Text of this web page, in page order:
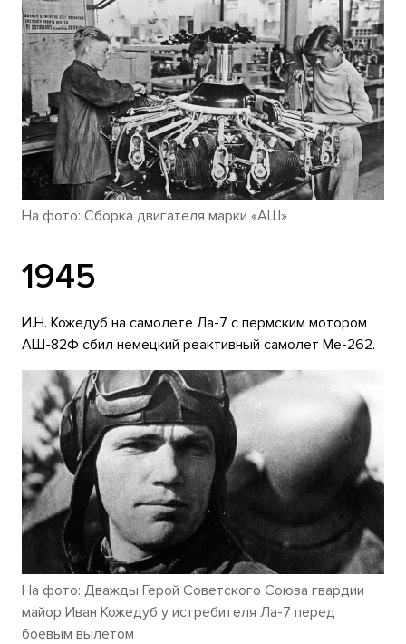
На фото: Сборка двигателя марки «АШ»
1945
И.Н. Кожедуб на самолете Ла-7 с пермским мотором
АШ-82Ф сбил немецкий реактивный самолет Ме-262.
На фото: Дважды Герой Советского Союза гвардии
майор Иван Кожедуб у истребителя Ла-7 перед
боевым вылетом